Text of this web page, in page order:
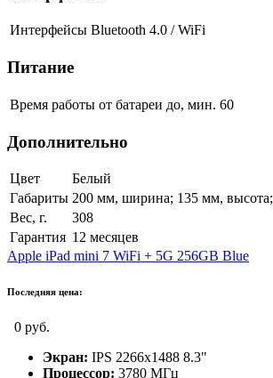
Интерфейсы Bluetooth 4.0 / WiFi
Питание
Время работы от батареи до, мин. 60
Дополнительно
Цвет
Белый
Габариты 200 мм, ширина; 135 мм,
Вес, г.
308
Гарантия 12 месяцев
Apple iPad mini 7 WiFi + 5G 256GB Blue
Последняя цена:
0 руб.
Экран: IPS 2266x1488 8.3"
Процессор: 3780 МГц